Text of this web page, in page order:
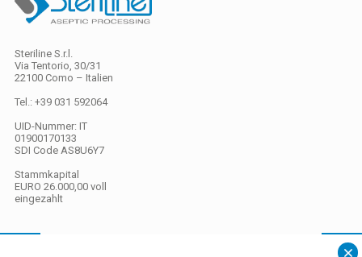
Steriline S.r.l.
Via Tentorio, 30/31
22100 Como – Italien
Tel.: +39 031 592064
UID-Nummer: IT
01900170133
SDI Code AS8U6Y7
Stammkapital
EURO 26.000,00 voll
eingezahlt